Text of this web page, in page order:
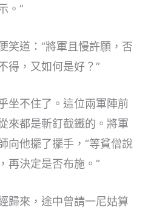
。”
笑道：“將軍且慢許願，否
得，又如何是好？”
坐不住了。這位兩軍陣前
來都是斬釘截鐵的。將軍
向他擺了擺手，“等貧僧說
再決定是否布施。”
歸來，途中曾請一尼姑算